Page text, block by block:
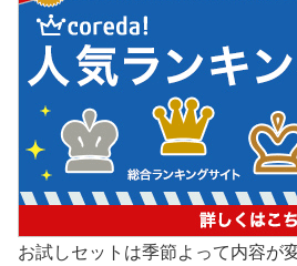
お試しセットは季節よって内容が